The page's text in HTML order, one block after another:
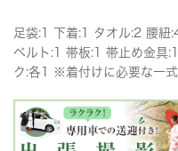
足袋:1 下着:1 タオル:2 腰紐
ベルト:1 帯板:1 帯止め金具
ク:各1 ※着付けに必要な一式